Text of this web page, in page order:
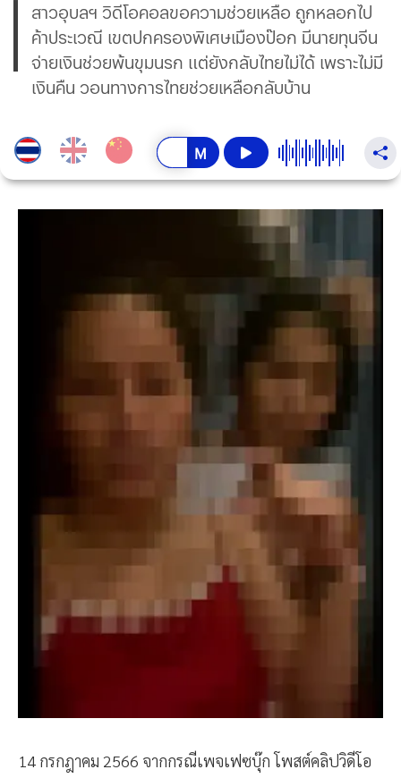
สาวอุบลฯ วิดีโอคอลขอความช่วยเหลือ ถูกหลอกไป
ค้าประเวณี เขตปกครองพิเศษเมืองป๊อก มีนายทุนจีน
จ่ายเงินช่วยพ้นขุมนรก แต่ยังกลับไทยไม่ได้ เพราะไม่มี
เงินคืน วอนทางการไทยช่วยเหลือกลับบ้าน
14 กรกฎาคม 2566 จากกรณีเพจเฟซบุ๊ก โพสต์คลิปวิดีโอ